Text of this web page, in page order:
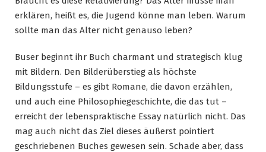
erklären, heißt es, die Jugend könne man leben. Warum
sollte man das Alter nicht genauso leben?
Buser beginnt ihr Buch charmant und strategisch klug
mit Bildern. Den Bilderüberstieg als höchste
Bildungsstufe – es gibt Romane, die davon erzählen,
und auch eine Philosophiegeschichte, die das tut –
erreicht der lebenspraktische Essay natürlich nicht. Das
mag auch nicht das Ziel dieses äußerst pointiert
geschriebenen Buches gewesen sein. Schade aber, dass